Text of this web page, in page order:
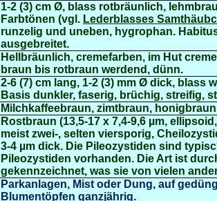
1-2 (3) cm Ø, blass rotbräunlich,
Farbtönen (vgl. Lederblasses
runzelig und uneben, hygrophan.
ausgebreitet.
Hellbräunlich, cremefarben, im Hut
braun bis rotbraun werdend, dünn.
2-6 (7) cm lang, 1-2 (3) mm Ø dick,
Basis dunkler, faserig, brüchig, streifig,
Milchkaffeebraun, zimtbraun,
Rostbraun (13,5-17 x 7,4-9,6 µm,
meist zwei-, selten viersporig,
3-4 µm dick. Die Pileozystiden sind
Pileozystiden vorhanden. Die Art ist
gekennzeichnet, was sie von vielen
Parkanlagen, Mist oder Dung, auf
Blumentöpfen ganzjährig.